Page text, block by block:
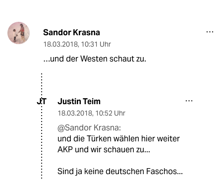
Sandor Krasna
18.03.2018, 10:31 Uhr
…und der Westen schaut zu.
JT Justin Teim
18.03.2018, 10:52 Uhr
@Sandor Krasna:
und die Türken wählen hier weiter
AKP und wir schauen zu...
Sind ja keine deutschen Faschos...